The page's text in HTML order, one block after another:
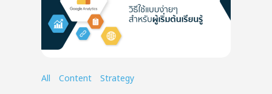
All Content Strategy